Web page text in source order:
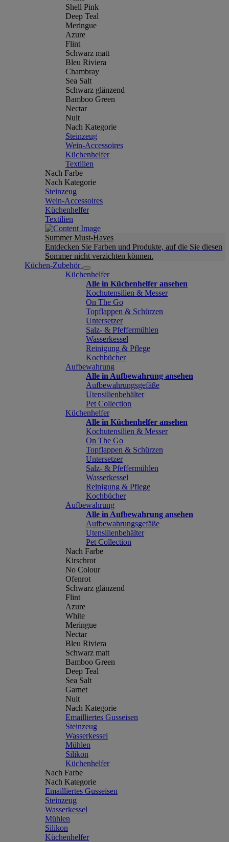
Shell Pink
Deep Teal
Meringue
Azure
Flint
Schwarz matt
Bleu Riviera
Chambray
Sea Salt
Schwarz glänzend
Bamboo Green
Nectar
Nuit
Nach Kategorie
Steinzeug
Wein-Accessoires
Küchenhelfer
Textilien
Nach Farbe
Nach Kategorie
Steinzeug
Wein-Accessoires
Küchenhelfer
Textilien
Summer Must-Haves
Entdecken Sie Farben und Produkte, auf die Sie diesen
Sommer nicht verzichten können.
Küchen-Zubehör
Küchenhelfer
Alle in Küchenhelfer ansehen
Kochutensilien & Messer
On The Go
Topflappen & Schürzen
Untersetzer
Salz- & Pfeffermühlen
Wasserkessel
Reinigung & Pflege
Kochbücher
Aufbewahrung
Alle in Aufbewahrung ansehen
Aufbewahrungsgefäße
Utensilienbehälter
Pet Collection
Küchenhelfer
Alle in Küchenhelfer ansehen
Kochutensilien & Messer
On The Go
Topflappen & Schürzen
Untersetzer
Salz- & Pfeffermühlen
Wasserkessel
Reinigung & Pflege
Kochbücher
Aufbewahrung
Alle in Aufbewahrung ansehen
Aufbewahrungsgefäße
Utensilienbehälter
Pet Collection
Nach Farbe
Kirschrot
No Colour
Ofenrot
Schwarz glänzend
Flint
Azure
White
Meringue
Nectar
Bleu Riviera
Schwarz matt
Bamboo Green
Deep Teal
Sea Salt
Garnet
Nuit
Nach Kategorie
Emailliertes Gusseisen
Steinzeug
Wasserkessel
Mühlen
Silikon
Küchenhelfer
Nach Farbe
Nach Kategorie
Emailliertes Gusseisen
Steinzeug
Wasserkessel
Mühlen
Silikon
Küchenhelfer